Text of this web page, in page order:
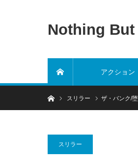
Nothing
アクション
ホームスリラー ザ・バンク/
スリラー